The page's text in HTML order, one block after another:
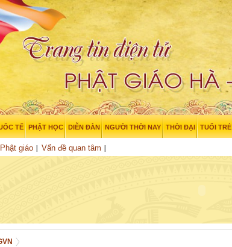
giáo Vấn đề quan tâm
TẾ PHẬT HỌC DIỄN ĐÀN NGƯỜI THỜI NAY THỜI ĐẠI TUỔI TRẺ
:32 18